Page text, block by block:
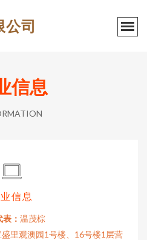
公司
信息
信息
： 温茂棕
里观澳园1号楼、16号楼1层营